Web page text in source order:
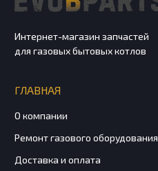
Интернет-магазин запчастей
для газовых бытовых котлов
ГЛАВНАЯ
О компании
Ремонт газового оборудования
Доставка и оплата